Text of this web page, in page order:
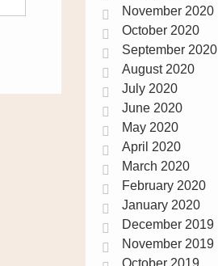
November 2020
October 2020
September 2020
August 2020
July 2020
June 2020
May 2020
April 2020
March 2020
February 2020
January 2020
December 2019
November 2019